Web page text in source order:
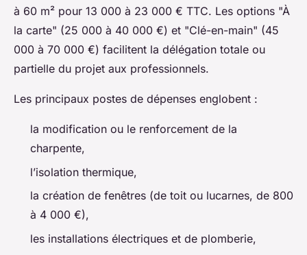
à 60 m² pour 13 000 à 23 000 € TTC. Les options "À
la carte" (25 000 à 40 000 €) et "Clé-en-main" (45
000 à 70 000 €) facilitent la délégation totale ou
partielle du projet aux professionnels.
Les principaux postes de dépenses englobent :
la modification ou le renforcement de la
charpente,
l’isolation thermique,
la création de fenêtres (de toit ou lucarnes, de 800
à 4 000 €),
les installations électriques et de plomberie,